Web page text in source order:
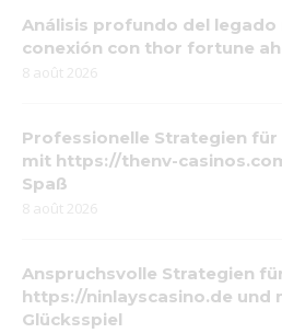
Análisis profundo del legado
conexión con thor fortune
8 août 2026
Professionelle Strategien für
mit https://thenv-
Spaß
8 août 2026
Anspruchsvolle Strategien
https://ninlayscasino.de und
Glücksspiel